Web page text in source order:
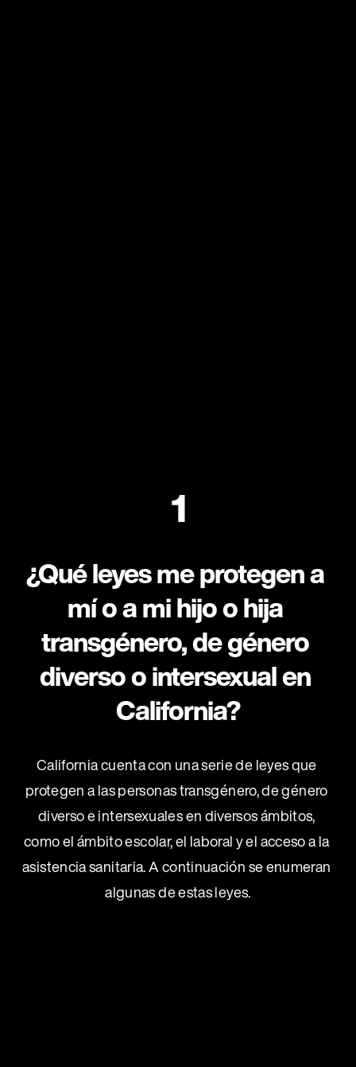
1
¿Qué leyes me protegen a
mí o a mi hijo o hija
transgénero, de género
diverso o intersexual en
California?
California cuenta con una serie de leyes que
protegen a las personas transgénero, de género
diverso e intersexuales en diversos ámbitos,
como el ámbito escolar, el laboral y el acceso a la
asistencia sanitaria. A continuación se enumeran
algunas de estas leyes.